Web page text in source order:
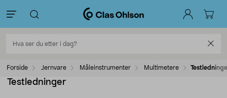
Forside Jernvare Måleinstrumenter Multimetere
Testledninger